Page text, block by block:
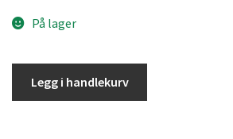
På lager
Legg i handlekurv